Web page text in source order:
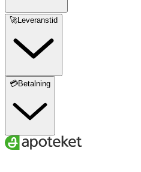
🚀Leveranstid
💳Betalning